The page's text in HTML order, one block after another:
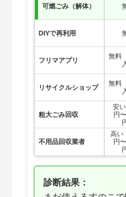
可燃ごみ（解体）
DIYで再利用
フリマアプリ
リサイクルショップ
粗大ごみ回収
不用品回収業者
無料
無料
安
円
高い
円
診断結果：